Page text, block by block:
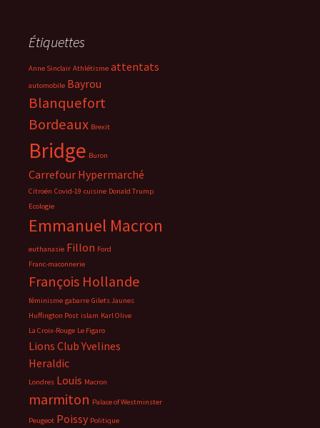
Étiquettes
Anne Sinclair Athlétisme attentats
automobile Bayrou
Blanquefort
Bordeaux Brexit
Bridge Buron
Carrefour Hypermarché
Citroën Covid-19 cuisine Donald Trump
Ecologie
Emmanuel Macron
euthanasie Fillon Ford
Franc-maconnerie
François Hollande
féminisme gabarre Gilets Jaunes
Huffington Post islam Karl Olive
La Croix-Rouge Le Figaro
Lions Club Yvelines
Heraldic
Londres Louis Macron
marmiton Palace of Westminster
Peugeot Poissy Politique